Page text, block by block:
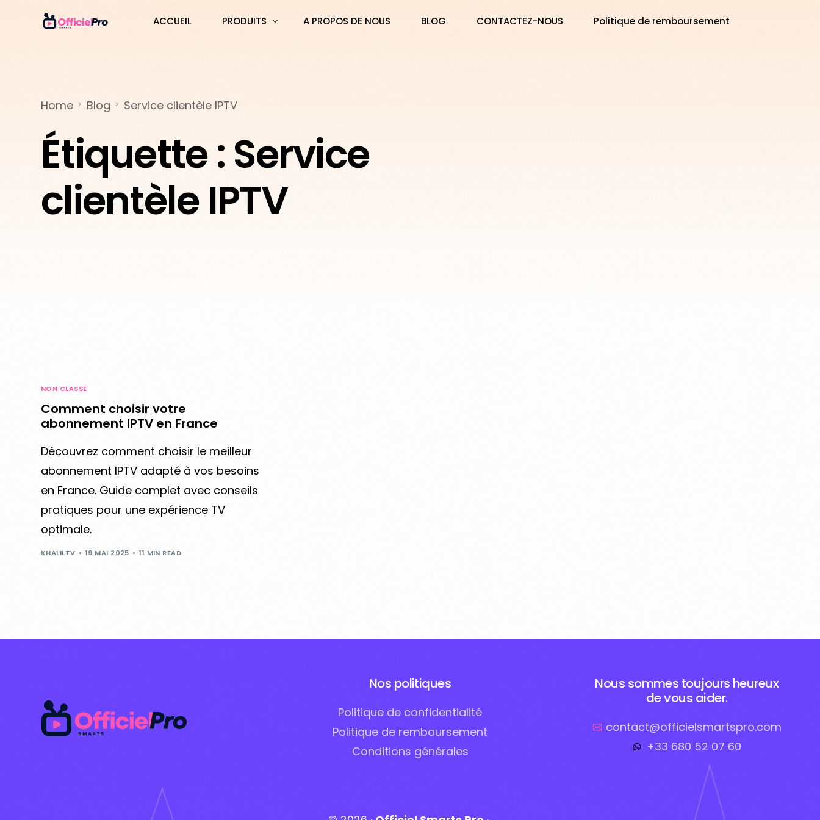
ACCUEIL PRODUITS
6 MOIS
24 MOIS
IPTV SMARTERS PRO – Abonnement 3 mois PREMIUM
IPTV SMARTERS PRO – Abonnement 6 mois PREMIUM
IPTV SMARTERS PRO – Abonnement 12 mois PREMIUM
A PROPOS DE NOUS BLOG CONTACTEZ-NOUS Politique de remboursement
Home Blog Service clientèle IPTV
Étiquette :Service
clientèle IPTV
NON CLASSÉ
Comment choisir votre
abonnement IPTV en France
Découvrez comment choisir le meilleur
abonnement IPTV adapté à vos besoins
en France. Guide complet avec conseils
pratiques pour une expérience TV
optimale.
KHALILTV 19 MAI 2025 11 MIN READ
Nos politiques
Politique de confidentialité
Politique de remboursement
Conditions générales
Nous sommes toujours heureux
de vous aider.
contact@officielsmartspro.com
+33 680 52 07 60